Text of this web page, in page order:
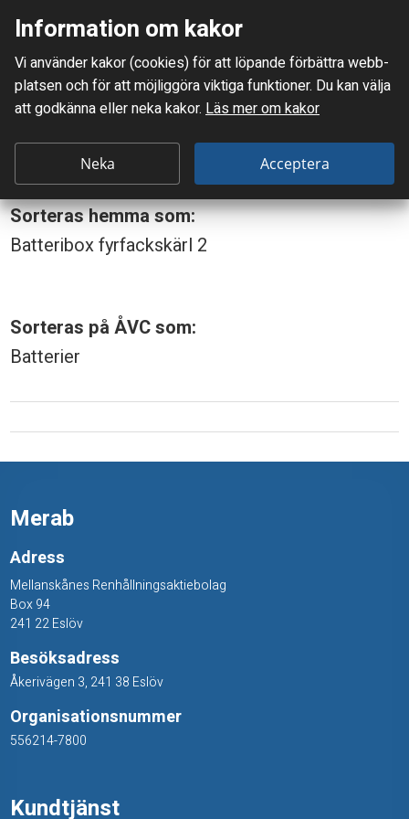
Mellanskånes Renhållnings AB
Du är här: Batterier, små
B
t
t
e
e
s
å
Batterier, små
Sorteras hemma som:
Batteribox fyrfackskärl 2
Sorteras på ÅVC som:
Batterier
Merab
Adress
Mellanskånes Renhållningsaktiebolag
Box 94
241 22 Eslöv
Besöksadress
Åkerivägen 3, 241 38 Eslöv
Organisationsnummer
556214-7800
Kundtjänst
Information om kakor
Vi använder kakor (cookies) för att löpande förbättra webb­
platsen och för att möjlig­göra viktiga funktioner. Du kan välja
att godkänna eller neka kakor. Läs mer om kakor
Neka Acceptera